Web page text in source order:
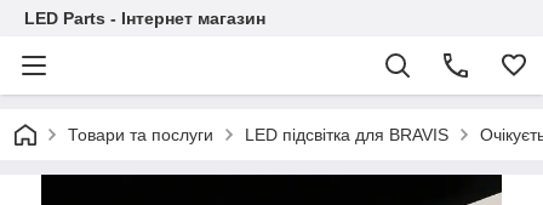
LED Parts - Інтернет магазин
Товари та послуги LED підсвітка для BRAVIS